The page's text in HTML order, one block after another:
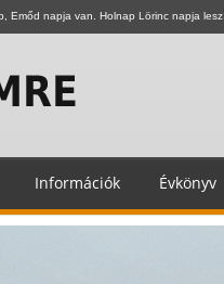
Emőd napja van. Holnap Lörinc napja lesz.
Információk Évkönyv